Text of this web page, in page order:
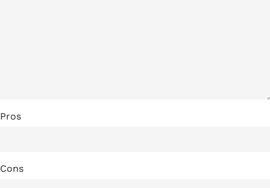
Pros
Cons